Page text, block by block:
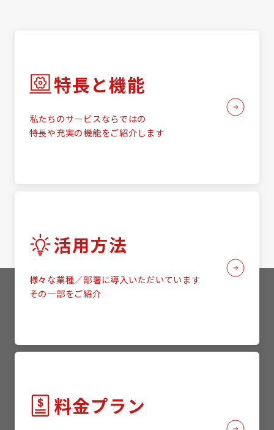
特長と機能
私たちのサービスならではの
特長や充実の機能をご紹介します
活用方法
様々な業種／部署に導入いただいています
その一部をご紹介
料金プラン